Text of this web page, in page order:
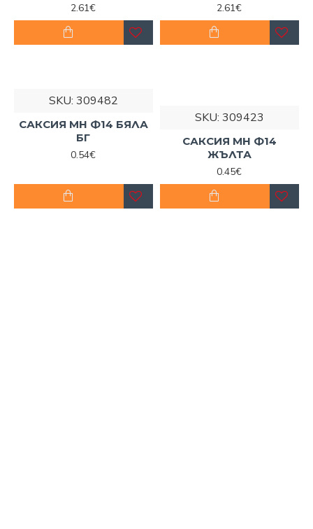
2.61€
2.61€
SKU: 309482
САКСИЯ МН Ф14 БЯЛА
БГ
0.54€
SKU: 309423
САКСИЯ МН Ф14
ЖЪЛТА
0.45€